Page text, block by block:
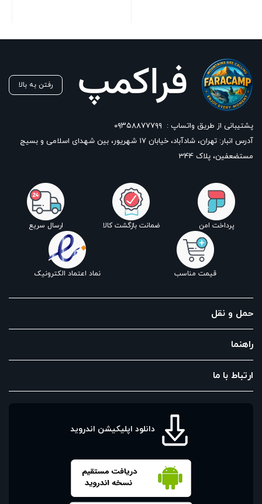
رفتن به بالا
پشتیبانی از طریق واتساپ : ۰۹۳۵۸۸۷۷۷۹۹
آدرس انبار: تهران، شادآباد، خیابان ١٧ شهریور، بین شهدای اسلامی و بسیج
مستضعفین، پلاک 344
پرداخت امن ضمانت بازگشت کالا ارسال سریع
قیمت مناسب نماد اعتماد الکترونیک
حمل و نقل
راهنما
ارتباط با ما
دانلود اپلیکیشن اندروید